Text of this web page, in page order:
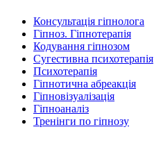
Консультація гіпнолога
Гіпноз. Гіпнотерапія
Кодування гіпнозом
Сугестивна психотерапія
Психотерапія
Гіпнотична абреакція
Гіпновізуалізація
Гіпноаналіз
Тренінги по гіпнозу